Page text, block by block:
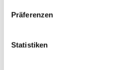
Präferenzen
Statistiken